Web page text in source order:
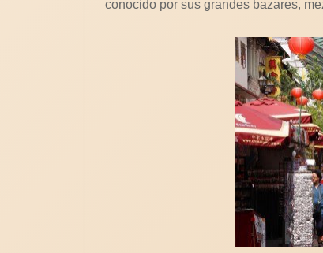
conocido por sus grandes bazares,